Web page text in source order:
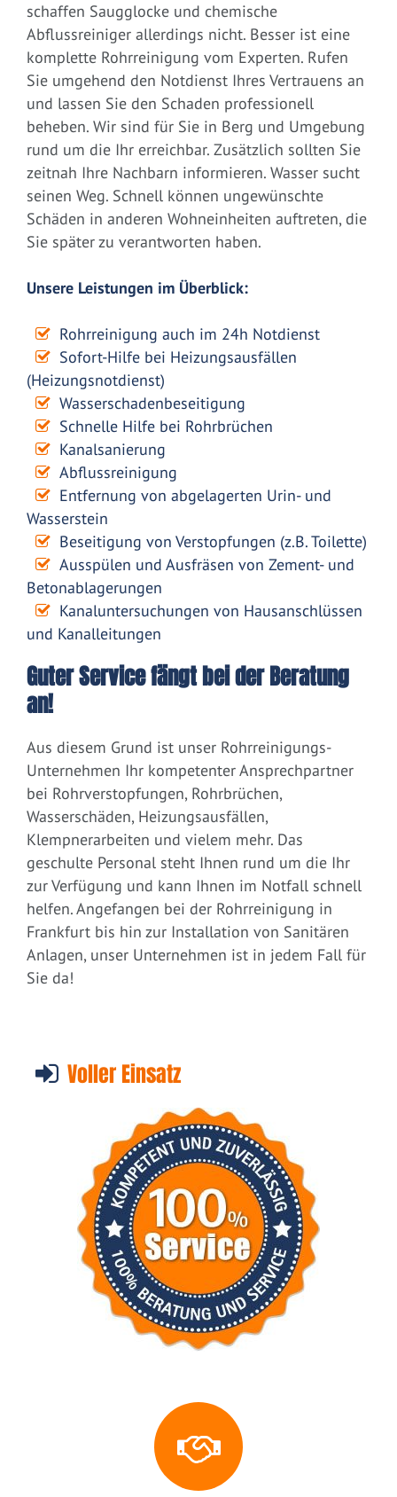
schaffen Saugglocke und chemische
Abflussreiniger allerdings nicht. Besser ist eine
komplette Rohrreinigung vom Experten. Rufen
Sie umgehend den Notdienst Ihres Vertrauens an
und lassen Sie den Schaden professionell
beheben. Wir sind für Sie in Berg und Umgebung
rund um die Ihr erreichbar. Zusätzlich sollten Sie
zeitnah Ihre Nachbarn informieren. Wasser sucht
seinen Weg. Schnell können ungewünschte
Schäden in anderen Wohneinheiten auftreten, die
Sie später zu verantworten haben.
Unsere Leistungen im Überblick:
Rohrreinigung auch im 24h Notdienst
Sofort-Hilfe bei Heizungsausfällen
(Heizungsnotdienst)
Wasserschadenbeseitigung
Schnelle Hilfe bei Rohrbrüchen
Kanalsanierung
Abflussreinigung
Entfernung von abgelagerten Urin- und
Wasserstein
Beseitigung von Verstopfungen (z.B. Toilette)
Ausspülen und Ausfräsen von Zement- und
Betonablagerungen
Kanaluntersuchungen von Hausanschlüssen
und Kanalleitungen
Guter Service fängt bei der Beratung
an!
Aus diesem Grund ist unser Rohrreinigungs-
Unternehmen Ihr kompetenter Ansprechpartner
bei Rohrverstopfungen, Rohrbrüchen,
Wasserschäden, Heizungsausfällen,
Klempnerarbeiten und vielem mehr. Das
geschulte Personal steht Ihnen rund um die Ihr
zur Verfügung und kann Ihnen im Notfall schnell
helfen. Angefangen bei der Rohrreinigung in
Frankfurt bis hin zur Installation von Sanitären
Anlagen, unser Unternehmen ist in jedem Fall für
Sie da!
Voller Einsatz